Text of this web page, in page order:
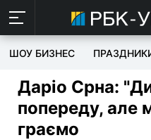
ШОУ БИЗНЕС
Даріо Срна:
попереду, але
граємо